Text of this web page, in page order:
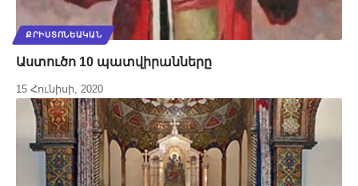
ՔՐԻՍՏՈՆԵԱԿԱՆ
Աստուծո 10 պատվիրանները
15 Հունիսի, 2020